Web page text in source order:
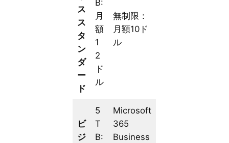
ス
ス
タ
ン
ダ
ー
ド
B:
月
額
1
2
ド
ル
無制限：
月額10ド
ル
ビ
ジ
5
T
B:
Microsoft
365
Business